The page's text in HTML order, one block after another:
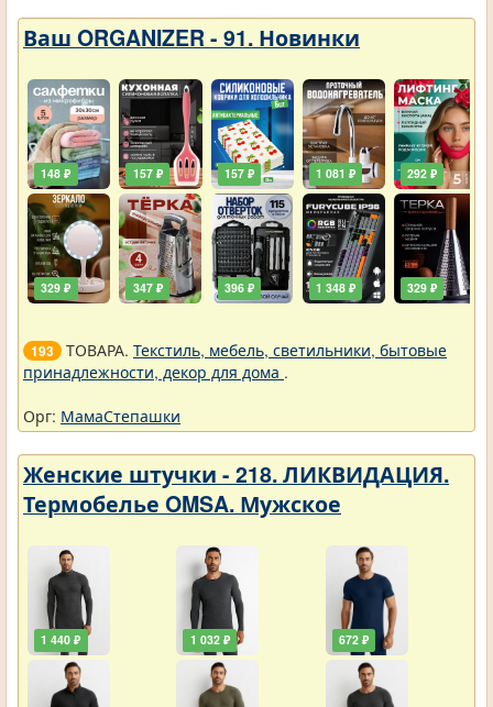
Ваш ORGANIZER - 91. Новинки
148 ₽
329 ₽
157 ₽
347 ₽
157 ₽
396 ₽
1 081 ₽
1 348 ₽
292 ₽
329 ₽
193 ТОВАРА. Текстиль, мебель, светильники, бытовые
принадлежности, декор для дома .
Орг: МамаСтепашки
Женские штучки - 218. ЛИКВИДАЦИЯ.
Термобелье OMSA. Мужское
1 440 ₽ 1 032 ₽ 672 ₽